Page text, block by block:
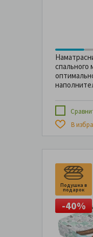
В
Подушка в
подарок
-40%